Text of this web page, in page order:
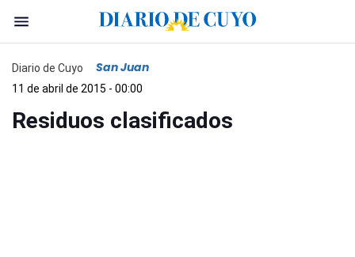
Diario de Cuyo San Juan
11 de abril de 2015 - 00:00
Residuos clasificados